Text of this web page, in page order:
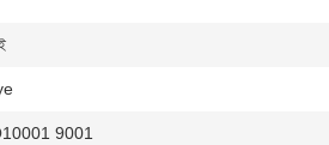
9001